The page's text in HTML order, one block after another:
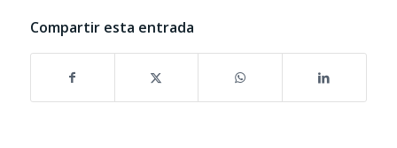
Compartir esta entrada